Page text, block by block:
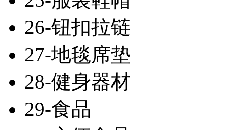
26-钮扣拉链
27-地毯席垫
28-健身器材
29-食品